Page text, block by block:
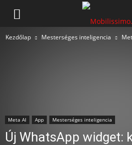
Mobilissimo.hu
Kezdőlap Mesterséges inteligencia
Meta AI App Mesterséges inteligencia
Új WhatsApp widget: